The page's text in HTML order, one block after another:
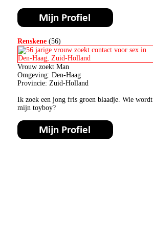
Renskene (56)
Vrouw zoekt Man
Omgeving: Den-Haag
Provincie: Zuid-Holland
Ik zoek een jong fris groen blaadje. Wie wordt
mijn toyboy?